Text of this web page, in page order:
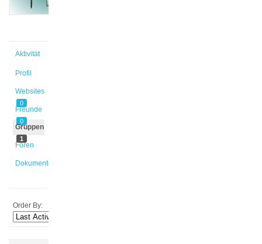
Aktivität
Profil
Websites
0
Freunde
0
Gruppen
1
Foren
Dokumente
Order By: